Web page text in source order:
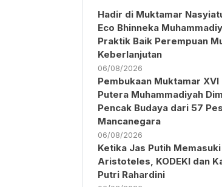
Hadir di Muktamar
Eco Bhinneka
Praktik Baik Perempuan
Keberlanjutan
06/08/2026
Pembukaan Muktamar XVI
Putera Muhammadiyah
Pencak Budaya dari 57
Mancanegara
06/08/2026
Ketika Jas Putih
Aristoteles, KODEKI dan
Putri Rahardini